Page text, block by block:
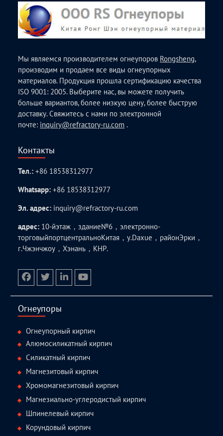
Мы являемся производителем огнеупоров Rongsheng,
производим и продаем все виды огнеупорных
материалов. Продукция прошла сертификацию качества
ISO 9001: 2005. Выберите нас, вы можете получить
больше вариантов, более низкую цену, более быструю
доставку. Свяжитесь с нами по электронной
почте: inquiry@refractory-ru.com .
Контакты
Тел.:+86 18538312977
Whatsapp:+86 18538312977
Эл. адрес: inquiry@refractory-ru.com
адрес: 10-йэтаж，здание№6，электронно-
торговыйпортцентральноКитая，у.Daxue，районЭрки，
г.Чжэнчжоу，Хэнань，КНР.
Огнеупоры
Огнеупорный кирпич
Алюмосиликатный кирпич
Силикатный кирпич
Магнезитовый кирпич
Хромомагнезитовый кирпич
Магнезиально-углеродистый кирпич
Шпинелевый кирпич
Корундовый кирпич